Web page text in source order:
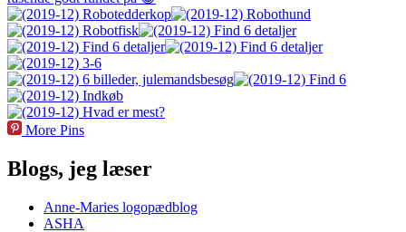
More Pins
Blogs, jeg læser
Anne-Maries logopædblog
ASHA